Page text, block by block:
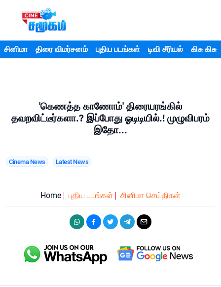
சினிமா திரை விமர்சனம் புதிய படங்கள் டிவி சீரியல் கிசு கிசு
'கெணத்த காணோம்' திரையரங்கில்
தவறவிட்டீர்களா.? இப்போது ஓடிடியில்.! முழுவிபரம்
இதோ...
Cinema News Latest News
Home புதிய படங்கள் சினிமா செய்திகள்